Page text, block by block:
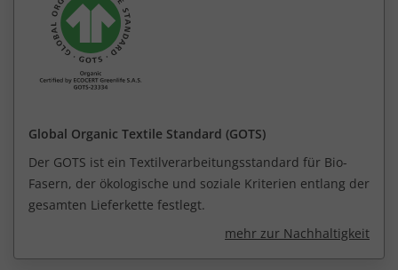
Global Organic Textile Standard (GOTS)
Der GOTS ist ein Textilverarbeitungsstandard für Bio-
Fasern, der ökologische und soziale Kriterien entlang der
gesamten Lieferkette festlegt.
mehr zur Nachhaltigkeit